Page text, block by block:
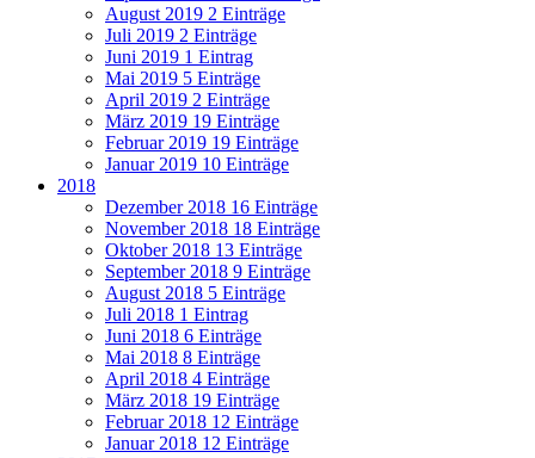
August 2019 2 Einträge
Juli 2019 2 Einträge
Juni 2019 1 Eintrag
Mai 2019 5 Einträge
April 2019 2 Einträge
März 2019 19 Einträge
Februar 2019 19 Einträge
Januar 2019 10 Einträge
2018
Dezember 2018 16 Einträge
November 2018 18 Einträge
Oktober 2018 13 Einträge
September 2018 9 Einträge
August 2018 5 Einträge
Juli 2018 1 Eintrag
Juni 2018 6 Einträge
Mai 2018 8 Einträge
April 2018 4 Einträge
März 2018 19 Einträge
Februar 2018 12 Einträge
Januar 2018 12 Einträge